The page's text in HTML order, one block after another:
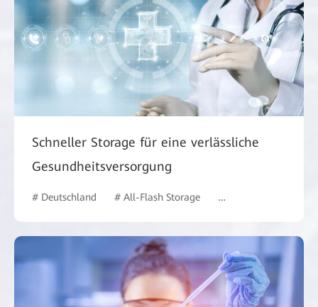
Schneller Storage für eine verlässliche
Gesundheitsversorgung
# Deutschland # All-Flash Storage # Gesundheitswesen